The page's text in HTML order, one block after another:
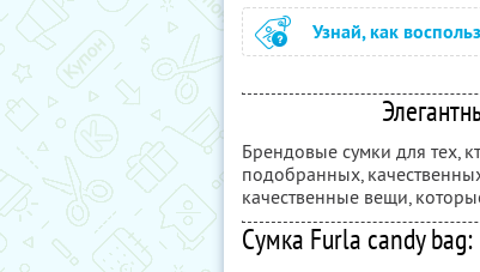
Узнай, как
Брендовые сумки для тех,
подобранных,
качественные вещи,
Сумка Furla candy bag: